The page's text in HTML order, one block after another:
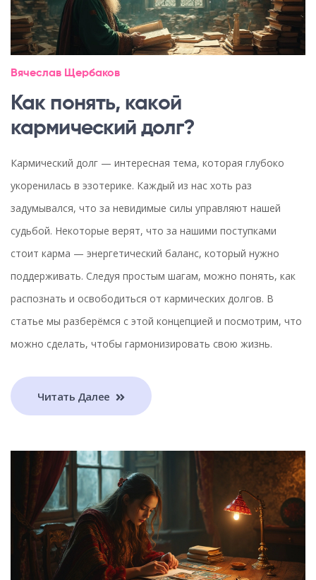
Вячеслав Щербаков
Как понять, какой
кармический долг?
Кармический долг — интересная тема, которая глубоко
укоренилась в эзотерике. Каждый из нас хоть раз
задумывался, что за невидимые силы управляют нашей
судьбой. Некоторые верят, что за нашими поступками
стоит карма — энергетический баланс, который нужно
поддерживать. Следуя простым шагам, можно понять, как
распознать и освободиться от кармических долгов. В
статье мы разберёмся с этой концепцией и посмотрим, что
можно сделать, чтобы гармонизировать свою жизнь.
Читать Далее